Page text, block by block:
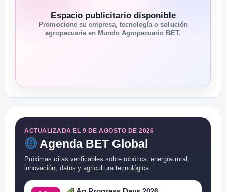
Espacio publicitario disponible
Promocione su empresa, tecnología o solución
agropecuaria en Mundo Agropecuario BET.
ACTUALIZADA EL 9 DE AGOSTO DE 2026
Agenda BET Global
Próximas citas verificables sobre robótica, energía rural,
innovación, datos y agricultura tecnológica.